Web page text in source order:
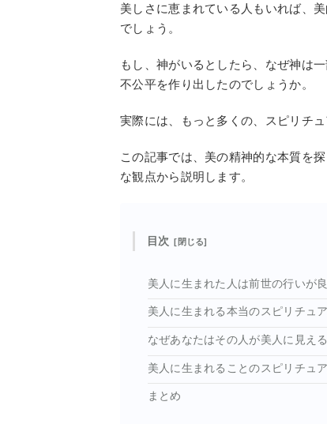
美しさに恵まれている人もいれば、
でしょう。
もし、神がいるとしたら、なぜ神は
不公平を作り出したのでしょうか。
実際には、もっと多くの、スピリチ
この記事では、美の精神的な本質を
な観点から説明します。
目次
美人に生まれた人は前世の行いが
美人に生まれる本当のスピリチュ
なぜあなたはその人が美人に見え
美人に生まれることのスピリチュ
まとめ